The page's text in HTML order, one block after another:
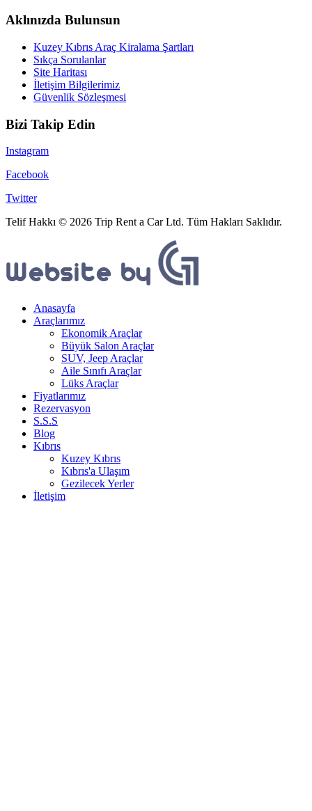
Aklınızda Bulunsun
Kuzey Kıbrıs Araç Kiralama Şartları
Sıkça Sorulanlar
Site Haritası
İletişim Bilgilerimiz
Güvenlik Sözleşmesi
Bizi Takip Edin
Instagram
Facebook
Twitter
Telif Hakkı © 2026 Trip Rent a Car Ltd. Tüm Hakları Saklıdır.
Anasayfa
Araçlarımız
Ekonomik Araçlar
Büyük Salon Araçlar
SUV, Jeep Araçlar
Aile Sınıfı Araçlar
Lüks Araçlar
Fiyatlarımız
Rezervasyon
S.S.S
Blog
Kıbrıs
Kuzey Kıbrıs
Kıbrıs'a Ulaşım
Gezilecek Yerler
İletişim